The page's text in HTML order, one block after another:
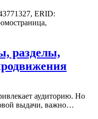
ERID:
разделы,
аудиторию. Но
выдачи, важно…